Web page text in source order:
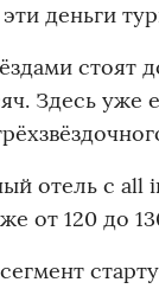
деньги
стоят
Здесь уже
отель с
от 120 до